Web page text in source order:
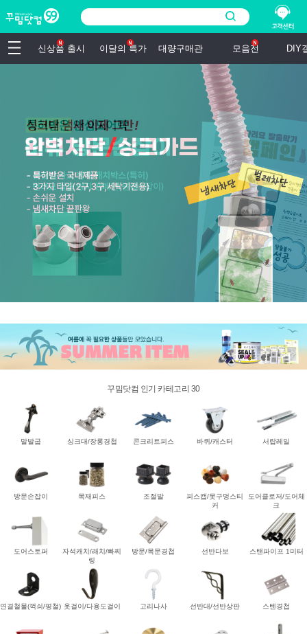
신상품 출시 이달의 특가 대량구매관 모음전 DIY
꾸밈닷컴 인기 카테고리 30
말발굽 싱크대/장롱경첩 콘크리트피스 바퀴/캐스터 서랍레일
방문손잡이 목재피스 조절발
피스캡/못구멍스티
커
도어클로저/도어체
크
도어스토퍼
자석캐치/래치/빠찌
링
방문/목문경첩 선반다보 스탠파이프 1미터
연결철물(꺽쇠/평철) 옷걸이/다용도걸이 고리나사 선반대/선반상판 스텐경첩